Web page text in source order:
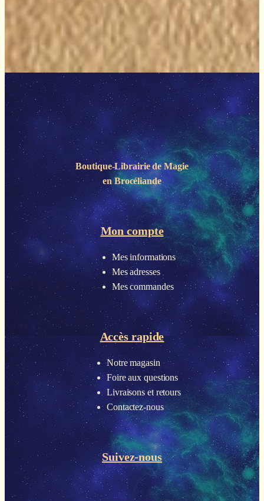
Boutique-Librairie deMagie
en Brocéliande
Mon compte
Mes informations
Mes adresses
Mes commandes
Accès rapide
Notre magasin
Foire aux questions
Livraisons et retours
Contactez-nous
Suivez-nous